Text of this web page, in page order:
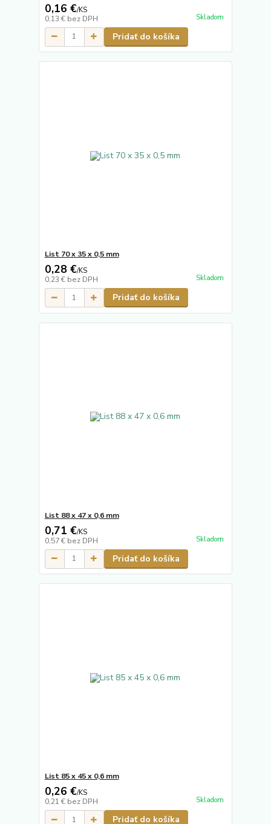
0,16 €/KS
0,13 € bez DPH Skladom
Pridať do košíka
List 70 x 35 x 0,5 mm
0,28 €/KS
0,23 € bez DPH Skladom
Pridať do košíka
List 88 x 47 x 0,6 mm
0,71 €/KS
0,57 € bez DPH Skladom
Pridať do košíka
List 85 x 45 x 0,6 mm
0,26 €/KS
0,21 € bez DPH Skladom
Pridať do košíka